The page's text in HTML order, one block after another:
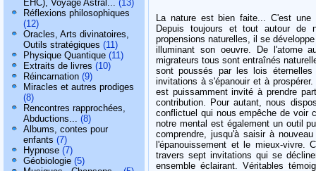
EHC), Voyage Astral... (13)
Réflexions philosophiques
(12)
Oracles, Arts divinatoires,
Outils stratégiques (11)
Physique Quantique (11)
Extraits de livres (10)
Réincarnation (9)
Miracles et autres prodiges
(8)
Rencontres rapprochées,
Abductions... (8)
Albums, contes pour
enfants (7)
Hypnose (7)
Géobiologie (5)
La nature est bien faite... C'est
Depuis toujours et tout autour de
propensions naturelles, il se
illuminant son oeuvre. De l'atome
migrateurs tous sont entraînés
sont poussés par les lois
invitations à s'épanouir et à
est puissamment invité à prendre
contribution. Pour autant, nous
conflictuel qui nous empêche de voir
notre mental est également un outil
comprendre, jusqu'à saisir à
l'épanouissement et le mieux-vivre.
travers sept invitations qui se
ensemble éclairant. Véritables